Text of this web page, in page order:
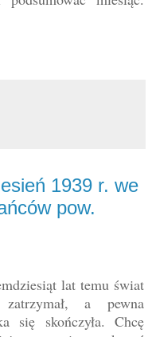
1939 r. we
pow.
lat temu świat
a pewna
się skończyła. Chcę